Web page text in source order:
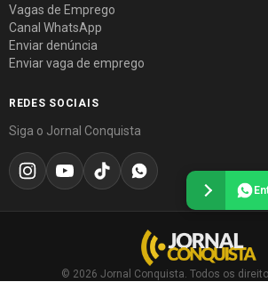
Vagas de Emprego
Canal WhatsApp
Enviar denúncia
Enviar vaga de emprego
REDES SOCIAIS
Siga o Jornal Conquista
© 2026 Jornal Conquista. Todos os